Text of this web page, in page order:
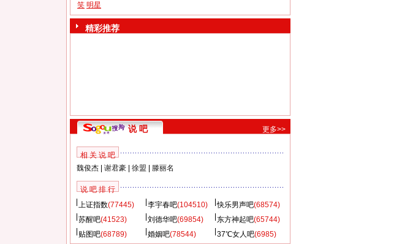
笑 明星
精彩推荐
说 吧 更多>>
相 关 说 吧
魏俊杰| 谢君豪| 徐盟 滕丽名
说 吧 排 行
上证指数(77445) 李宇春吧(104510) 快乐男声吧(68574)
苏醒吧(41523) 刘德华吧(69854) 东方神起吧(65744)
贴图吧(68789) 婚姻吧(78544) 37℃女人吧(6985)